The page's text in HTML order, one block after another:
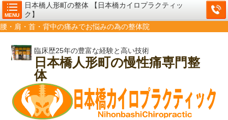
MENU
日本橋人形町の整体 【日本橋カイロプラクティッ
ク】
腰・肩・首・背中の痛みでお悩みの為の整体院
臨床歴25年の豊富な経験と高い技術
日本橋人形町の慢性痛専門整
体